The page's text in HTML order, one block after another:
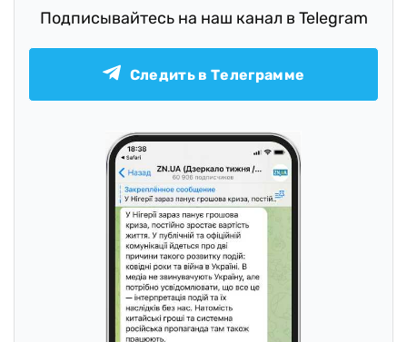
Подписывайтесь на наш канал в Telegram
Следить в Телеграмме